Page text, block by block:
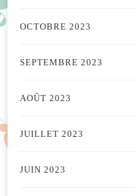
OCTOBRE 2023
SEPTEMBRE 2023
AOÛT 2023
JUILLET 2023
JUIN 2023